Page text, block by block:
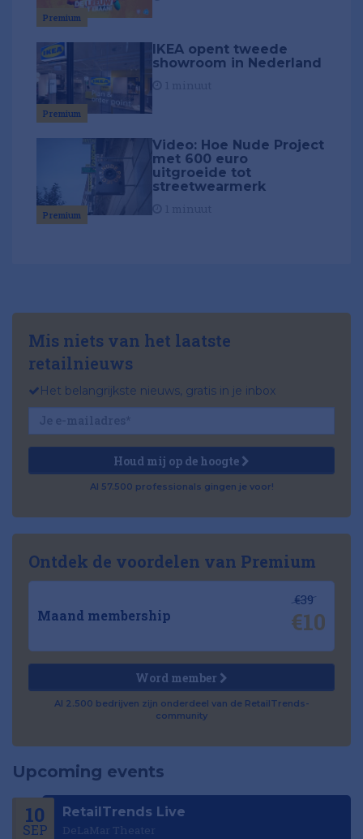
Premium
Premium
IKEA opent tweede
showroom in Nederland
Premium
Video: Hoe Nude Project
met 600 euro
uitgroeide tot
streetwearmerk
Mis niets van het laatste
retailnieuws
Het belangrijkste nieuws, gratis in je inbox
Houd mij op de hoogte
Al 57.500 professionals gingen je voor!
Ontdek de voordelen van Premium
Maand membership
€39
€10
Word member
Al 2.500 bedrijven zijn onderdeel van de RetailTrends-
community
Upcoming events
10
SEP
RetailTrends Live
DeLaMar Theater